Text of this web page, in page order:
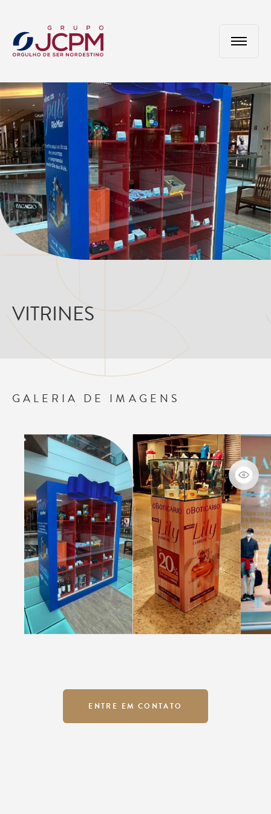
VITRINES
GALERIA DE IMAGENS
ENTRE EM CONTATO